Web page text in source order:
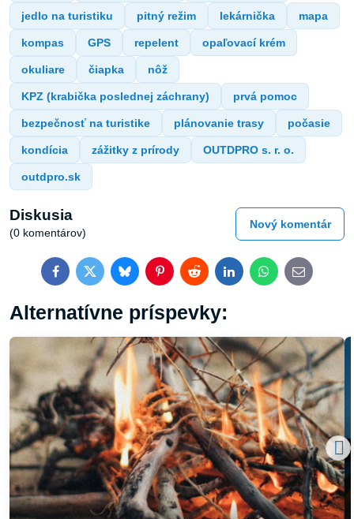
jedlo na turistiku pitný režim lekárnička mapa
kompas GPS repelent opaľovací krém
okuliare čiapka nôž
KPZ (krabička poslednej záchrany) prvá pomoc
bezpečnosť na turistike plánovanie trasy počasie
kondícia zážitky z prírody OUTDPRO s. r. o.
outdpro.sk
Diskusia
(0 komentárov)
Nový komentár
FacebookTwitterBlueskyPinterestRedditLinkedInWhatsApp
E-
mail
Alternatívne príspevky: